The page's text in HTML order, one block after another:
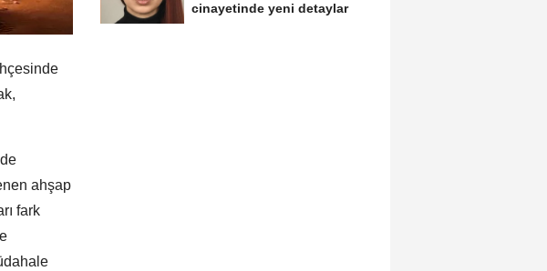
ahşap
fark
cinayetinde yeni detaylar